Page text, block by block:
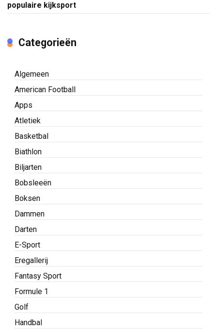
populaire kijksport
Categorieën
Algemeen
American Football
Apps
Atletiek
Basketbal
Biathlon
Biljarten
Bobsleeën
Boksen
Dammen
Darten
E-Sport
Eregallerij
Fantasy Sport
Formule 1
Golf
Handbal